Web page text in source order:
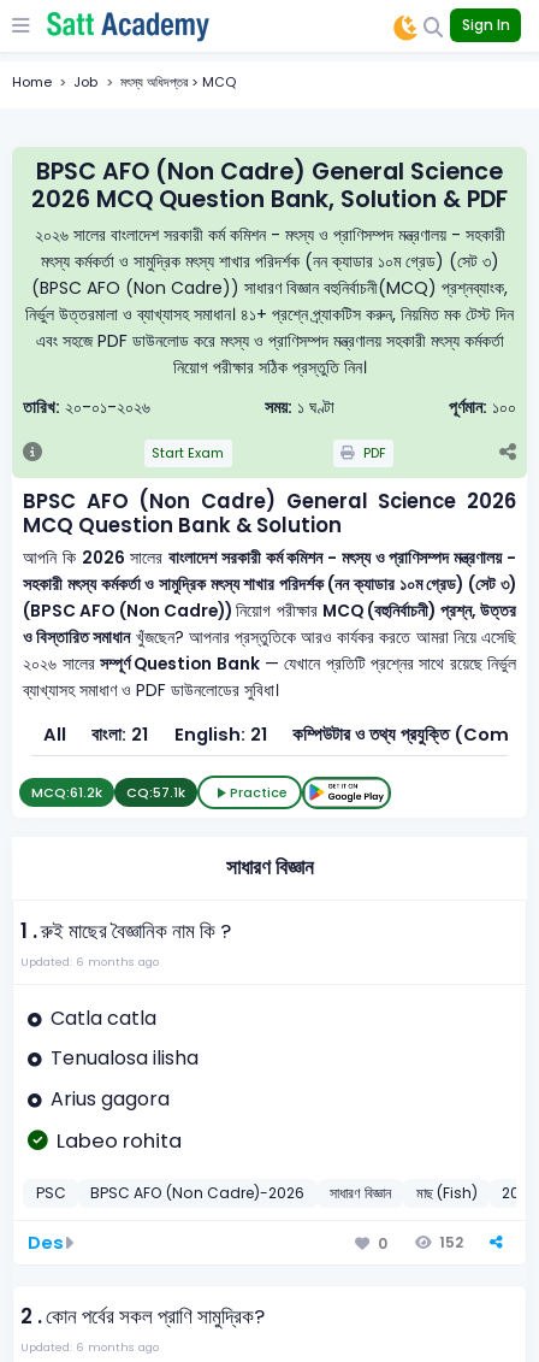
Sign In
Home Job মৎস্য অধিদপ্তর > MCQ
BPSC AFO (Non Cadre) General Science
2026 MCQ Question Bank, Solution & PDF
২০২৬ সালের বাংলাদেশ সরকারী কর্ম কমিশন - মৎস্য ও প্রাণিসম্পদ মন্ত্রণালয় - সহকারী
মৎস্য কর্মকর্তা ও সামুদ্রিক মৎস্য শাখার পরিদর্শক (নন ক্যাডার ১০ম গ্রেড) (সেট ৩)
(BPSC AFO (Non Cadre)) সাধারণ বিজ্ঞান বহুনির্বাচনী(MCQ) প্রশ্নব্যাংক,
নির্ভুল উত্তরমালা ও ব্যাখ্যাসহ সমাধান। ৪১+ প্রশ্নে প্র্যাকটিস করুন, নিয়মিত মক টেস্ট দিন
এবং সহজে PDF ডাউনলোড করে মৎস্য ও প্রাণিসম্পদ মন্ত্রণালয় সহকারী মৎস্য কর্মকর্তা
নিয়োগ পরীক্ষার সঠিক প্রস্তুতি নিন।
তারিখ: ২০-০১-২০২৬ সময়: ১ ঘণ্টা পূর্ণমান: ১০০
Start Exam PDF
BPSC AFO (Non Cadre) General Science 2026
MCQ Question Bank & Solution
আপনি কি 2026 সালেরবাংলাদেশ সরকারী কর্ম কমিশন - মৎস্য ও প্রাণিসম্পদ মন্ত্রণালয় -
সহকারী মৎস্য কর্মকর্তা ও সামুদ্রিক মৎস্য শাখার পরিদর্শক (নন ক্যাডার ১০ম গ্রেড) (সেট ৩)
(BPSC AFO (Non Cadre))নিয়োগ পরীক্ষার MCQ (বহুনির্বাচনী) প্রশ্ন, উত্তর
ও বিস্তারিত সমাধানখুঁজছেন? আপনার প্রস্তুতিকে আরও কার্যকর করতে আমরা নিয়ে এসেছি
২০২৬ সালের সম্পূর্ণ Question Bank— যেখানে প্রতিটি প্রশ্নের সাথে রয়েছে নির্ভুল
ব্যাখ্যাসহ সমাধাণ ও PDF ডাউনলোডের সুবিধা।
All বাংলা: 21 English: 21 কম্পিউটার ও তথ্য প্রযুক্তি
MCQ:61.2k CQ:57.1k Practice
সাধারণ বিজ্ঞান
1 .রুই মাছের বৈজ্ঞানিক নাম কি ?
Updated: 6 months ago
Catla catla
Tenualosa ilisha
Arius gagora
Labeo rohita
PSC BPSC AFO (Non Cadre)-2026 সাধারণ বিজ্ঞান মাছ (Fish) 2026
Des 0 152
2 .কোন পর্বের সকল প্রাণি সামুদ্রিক?
Updated: 6 months ago